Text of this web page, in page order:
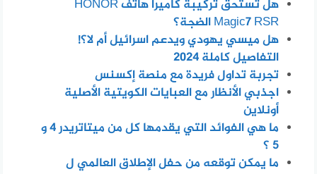
هل تستحق تركيبة كاميرا هاتف HONOR
Magic7 RSR الضجة؟
هل ميسي يهودي ويدعم اسرائيل أم لا؟!
التفاصيل كاملة 2024
تجربة تداول فريدة مع منصة إكسنس
اجذبي الأنظار مع العبايات الكويتية الأصلية
أونلاين
ما هي الفوائد التي يقدمها كل من ميتاتريدر 4 و
5 ؟
ما يمكن توقعه من حفل الإطلاق العالمي ل